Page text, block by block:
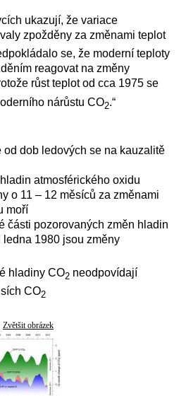
ukazují, že variace
zpožděny za změnami teplot
se, že moderní teploty
reagovat na změny
růst teplot od cca 1975 se
nárůstu CO2.“
od dob ledových se na kauzalitě
atmosférického oxidu
o 11 – 12 měsíců za změnami
moří
pozorovaných změn hladin
ledna 1980 jsou změny
hladiny CO2 neodpovídají
CO2
Zvětšit obrázek